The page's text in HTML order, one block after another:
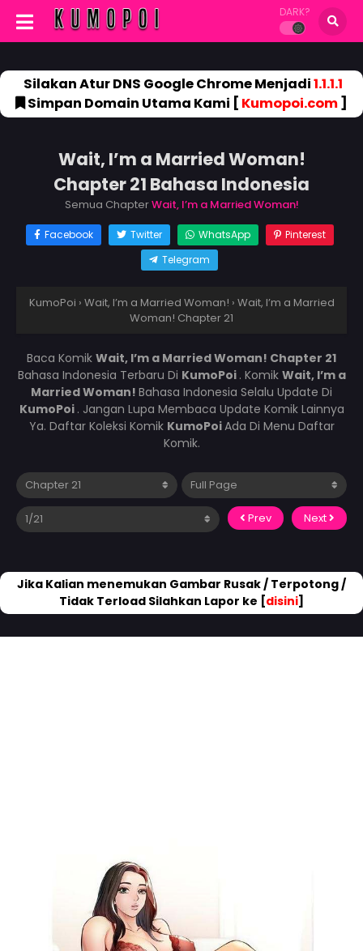
DARK?
Silakan Atur DNS Google Chrome Menjadi1.1.1.1
Simpan Domain Utama Kami [ Kumopoi.com]
Wait, I’m a Married Woman!
Chapter 21 Bahasa Indonesia
Semua ChapterWait, I’m a Married Woman!
Facebook Twitter WhatsApp
Pinterest
Telegram
KumoPoi › Wait, I’m a Married Woman! › Wait, I’m a Married
Woman! Chapter 21
Baca Komik Wait, I’m a Married Woman! Chapter 21
Bahasa Indonesia Terbaru Di KumoPoi . Komik Wait, I’m a
Married Woman! Bahasa Indonesia Selalu Update Di
KumoPoi . Jangan Lupa Membaca Update Komik Lainnya
Ya. Daftar Koleksi Komik KumoPoiAda Di Menu Daftar
Komik.
Prev Next
Jika Kalian menemukan Gambar Rusak / Terpotong /
Tidak Terload Silahkan Lapor ke [disini]